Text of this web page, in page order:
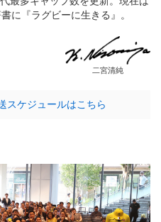
に『ラグビーに生きる』。
二宮清純
スケジュールはこちら